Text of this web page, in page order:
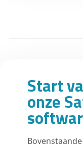
Start
onze